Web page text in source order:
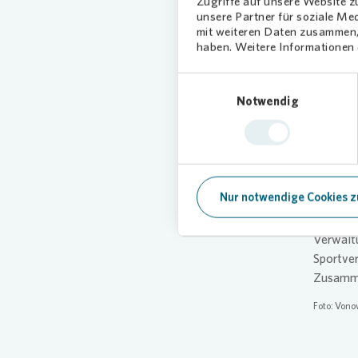
unsere Partner für soziale
mit weiteren Daten
haben. Weitere Informationen
Notwendig
Nur notwendige Cookies
"Das
Berg“,
und
ergänzt
Das
Foto: